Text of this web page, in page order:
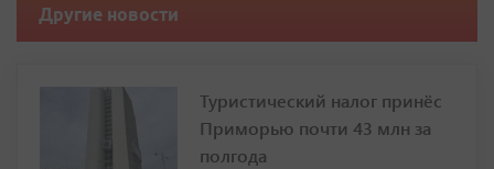
Другие новости
Туристический налог принёс
Приморью почти 43 млн за
полгода